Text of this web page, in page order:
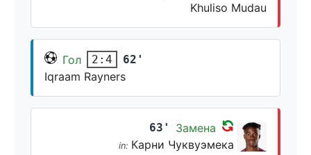
Khuliso Mudau
Гол 2:4 62'
Iqraam Rayners
63' Замена
in: Карни Чуквуэмека